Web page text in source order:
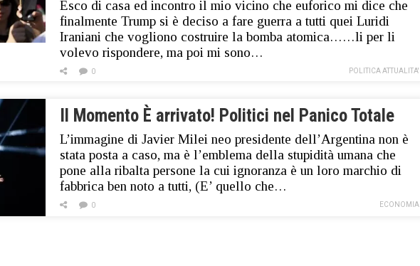
Esco di casa ed incontro il mio vicino che euforico mi dice che
finalmente Trump si è deciso a fare guerra a tutti quei Luridi
Iraniani che vogliono costruire la bomba atomica……li per li
volevo rispondere, ma poi mi sono…
POLITICA ATTUALITA'
0
Il Momento È arrivato! Politici nel Panico Totale
L’immagine di Javier Milei neo presidente dell’Argentina non è
stata posta a caso, ma è l’emblema della stupidità umana che
pone alla ribalta persone la cui ignoranza è un loro marchio di
fabbrica ben noto a tutti, (E’ quello che…
ECONOMIA
0